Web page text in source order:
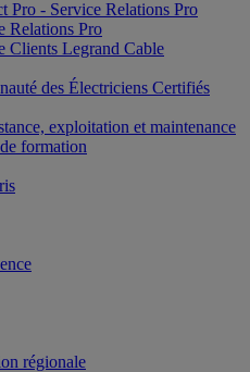
Pro - Service Relations Pro
Relations Pro
Clients Legrand Cable
des Électriciens Certifiés
exploitation et maintenance
formation
régionale